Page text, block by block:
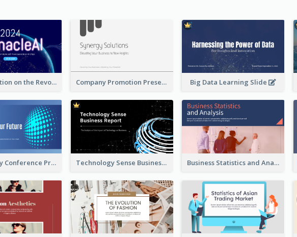
A Presentation on the Revolutionary Development of AI Chips Company Promotion Presentation Big Data Learning Slide
Technology Conference Presentation Technology Sense Business Report Business Statistics and Analysis Presentation